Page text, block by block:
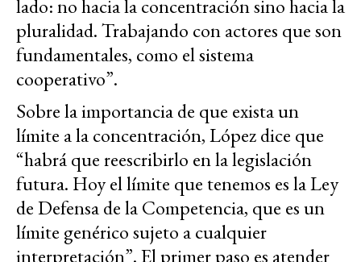
lado: no hacia la concentración sino hacia la
pluralidad. Trabajando con actores que son
fundamentales, como el sistema
cooperativo”.
Sobre la importancia de que exista un
límite a la concentración, López dice que
“habrá que reescribirlo en la legislación
futura. Hoy el límite que tenemos es la Ley
de Defensa de la Competencia, que es un
límite genérico sujeto a cualquier
interpretación”. El primer paso es atender